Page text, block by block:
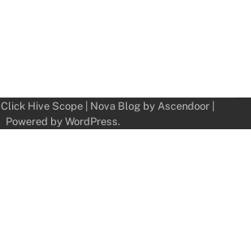
Click Hive Scope | Nova Blog by Ascendoor
Powered by WordPress.